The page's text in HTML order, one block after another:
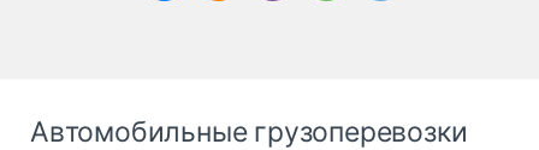
Автомобильные грузоперевозки